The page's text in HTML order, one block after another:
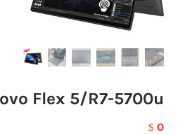
Flex 5/R7-5700u
$ 0